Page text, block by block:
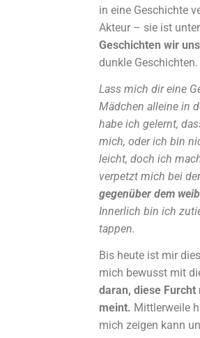
in eine Geschichte
Akteur – sie ist
Geschichten wir
dunkle
Lass mich dir eine
Mädchen alleine in
habe ich gelernt,
mich, oder ich bin
leicht, doch ich
verpetzt mich bei
gegenüber dem
Innerlich bin ich
tappen.
Bis heute ist mir
mich bewusst mit
daran, diese
meint. Mittlerweile
mich zeigen kann